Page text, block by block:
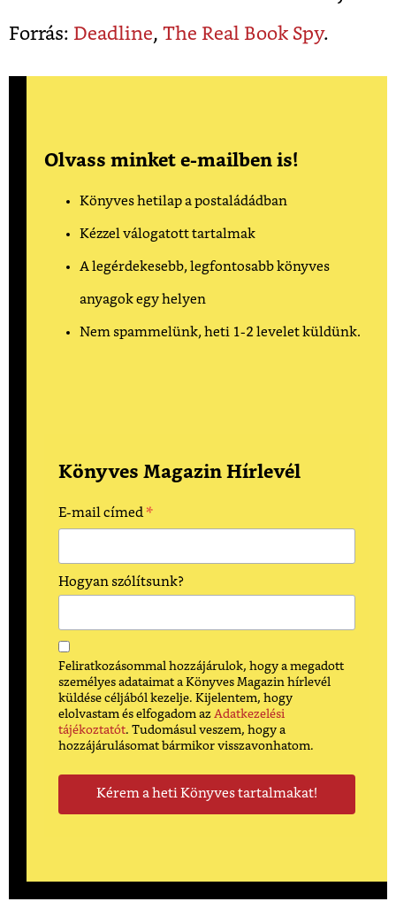
Forrás: Deadline, The Real Book Spy.
Olvass minket e-mailben is!
Könyves hetilap a postaládádban
Kézzel válogatott tartalmak
A legérdekesebb, legfontosabb könyves
anyagok egy helyen
Nem spammelünk, heti 1-2 levelet küldünk.
Könyves Magazin Hírlevél
E-mail címed *
Hogyan szólítsunk?
Feliratkozásommal hozzájárulok, hogy a megadott
személyes adataimat a Könyves Magazin hírlevél
küldése céljából kezelje. Kijelentem, hogy
elolvastam és elfogadom az Adatkezelési
tájékoztatót. Tudomásul veszem, hogy a
hozzájárulásomat bármikor visszavonhatom.